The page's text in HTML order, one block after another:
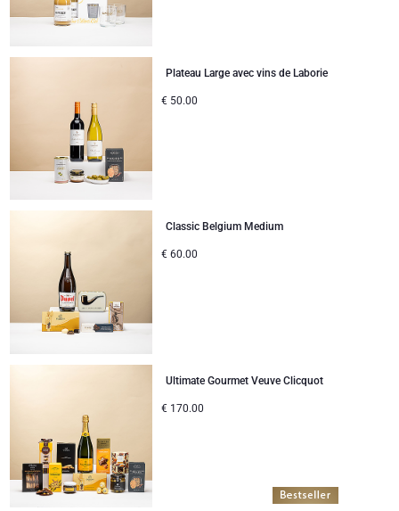
Plateau Large avec vins de Laborie
€ 50.00
Classic Belgium Medium
€ 60.00
Ultimate Gourmet Veuve Clicquot
€ 170.00